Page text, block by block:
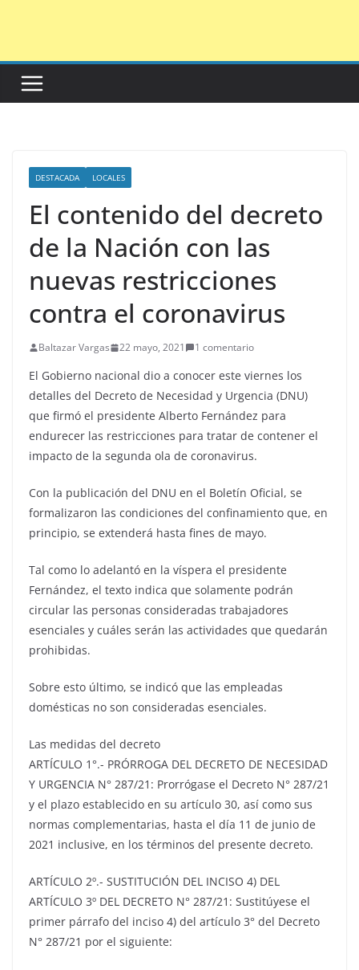
DESTACADA LOCALES
El contenido del decreto
de la Nación con las
nuevas restricciones
contra el coronavirus
Baltazar Vargas 22 mayo, 2021 1 comentario
El Gobierno nacional dio a conocer este viernes los
detalles del Decreto de Necesidad y Urgencia (DNU)
que firmó el presidente Alberto Fernández para
endurecer las restricciones para tratar de contener el
impacto de la segunda ola de coronavirus.
Con la publicación del DNU en el Boletín Oficial, se
formalizaron las condiciones del confinamiento que, en
principio, se extenderá hasta fines de mayo.
Tal como lo adelantó en la víspera el presidente
Fernández, el texto indica que solamente podrán
circular las personas consideradas trabajadores
esenciales y cuáles serán las actividades que quedarán
prohibidas.
Sobre esto último, se indicó que las empleadas
domésticas no son consideradas esenciales.
Las medidas del decreto
ARTÍCULO 1°.- PRÓRROGA DEL DECRETO DE NECESIDAD
Y URGENCIA N° 287/21: Prorrógase el Decreto N° 287/21
y el plazo establecido en su artículo 30, así como sus
normas complementarias, hasta el día 11 de junio de
2021 inclusive, en los términos del presente decreto.
ARTÍCULO 2º.- SUSTITUCIÓN DEL INCISO 4) DEL
ARTÍCULO 3º DEL DECRETO N° 287/21: Sustitúyese el
primer párrafo del inciso 4) del artículo 3° del Decreto
N° 287/21 por el siguiente: